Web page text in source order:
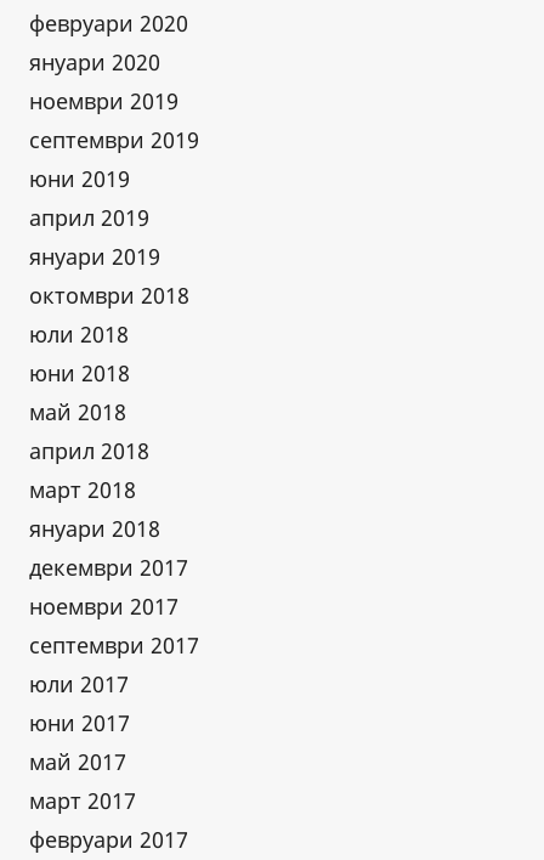
февруари 2020
януари 2020
ноември 2019
септември 2019
юни 2019
април 2019
януари 2019
октомври 2018
юли 2018
юни 2018
май 2018
април 2018
март 2018
януари 2018
декември 2017
ноември 2017
септември 2017
юли 2017
юни 2017
май 2017
март 2017
февруари 2017